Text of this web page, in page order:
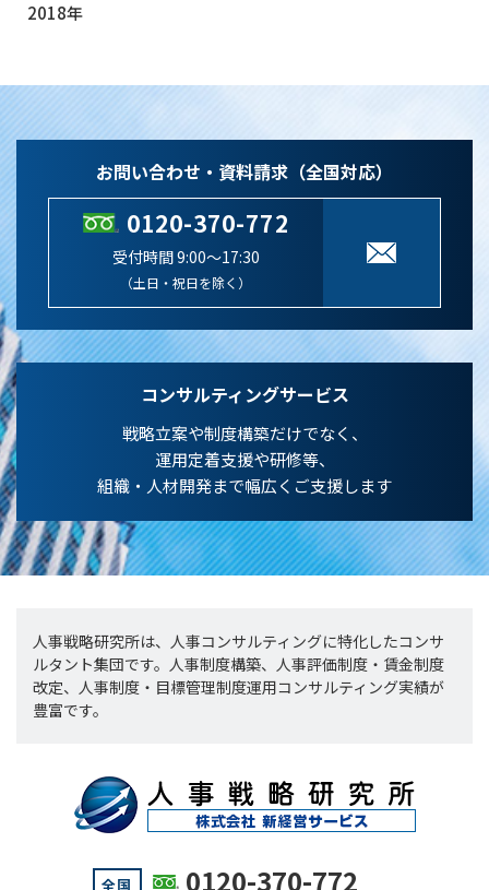
2018年
お問い合わせ・資料請求（全国対応）
0120-370-772
受付時間 9:00～17:30
（土日・祝日を除く）
コンサルティングサービス
戦略立案や制度構築だけでなく、
運用定着支援や研修等、
組織・人材開発まで幅広くご支援します
人事戦略研究所は、人事コンサルティングに特化したコンサ
ルタント集団です。人事制度構築、人事評価制度・賃金制度
改定、人事制度・目標管理制度運用コンサルティング実績が
豊富です。
全国 0120-370-772